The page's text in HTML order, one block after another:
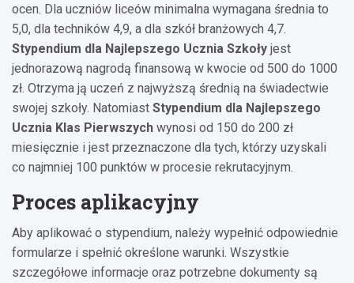
ocen. Dla uczniów liceów minimalna wymagana średnia to
5,0, dla techników 4,9, a dla szkół branżowych 4,7.
Stypendium dla Najlepszego Ucznia Szkoły jest
jednorazową nagrodą finansową w kwocie od 500 do 1000
zł. Otrzyma ją uczeń z najwyższą średnią na świadectwie
swojej szkoły. Natomiast Stypendium dla Najlepszego
Ucznia Klas Pierwszych wynosi od 150 do 200 zł
miesięcznie i jest przeznaczone dla tych, którzy uzyskali
co najmniej 100 punktów w procesie rekrutacyjnym.
Proces aplikacyjny
Aby aplikować o stypendium, należy wypełnić odpowiednie
formularze i spełnić określone warunki. Wszystkie
szczegółowe informacje oraz potrzebne dokumenty są